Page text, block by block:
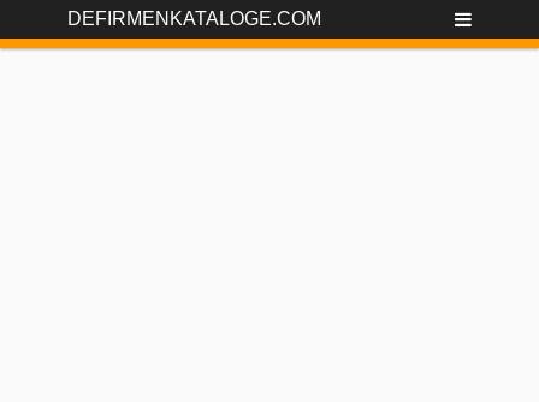
DEFIRMENKATALOGE.COM